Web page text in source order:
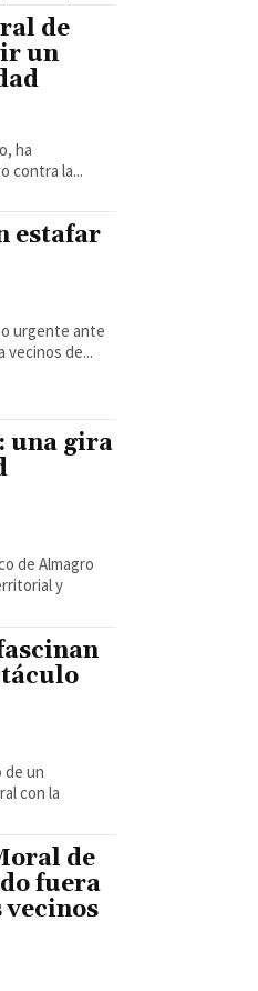
de
un
ha
contra la...
estafar
urgente ante
de...
una gira
de Almagro
y
de un
con la
de
fuera